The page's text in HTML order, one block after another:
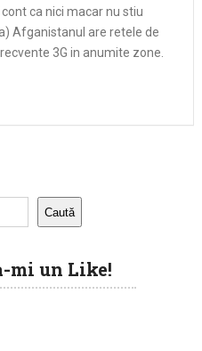
ca nici macar nu stiu
Afganistanul are retele de
3G in anumite zone.
Caută
mi un Like!